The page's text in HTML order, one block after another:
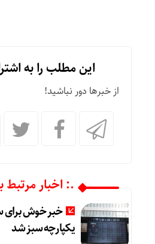
این مطلب را به
از خبرها دور نباشید!
.: اخبار مرتبط
خبر خوش برای
یکپارچه سبز شد